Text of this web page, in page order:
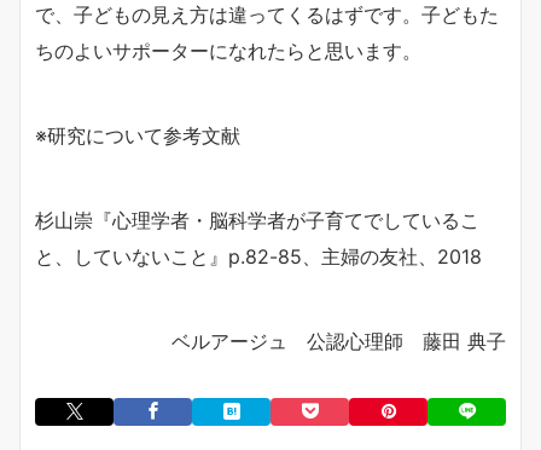
で、子どもの見え方は違ってくるはずです。子どもた
ちのよいサポーターになれたらと思います。
※研究について参考文献
杉山崇『心理学者・脳科学者が子育てでしているこ
と、していないこと』p.82-85、主婦の友社、2018
ベルアージュ 公認心理師 藤田 典子